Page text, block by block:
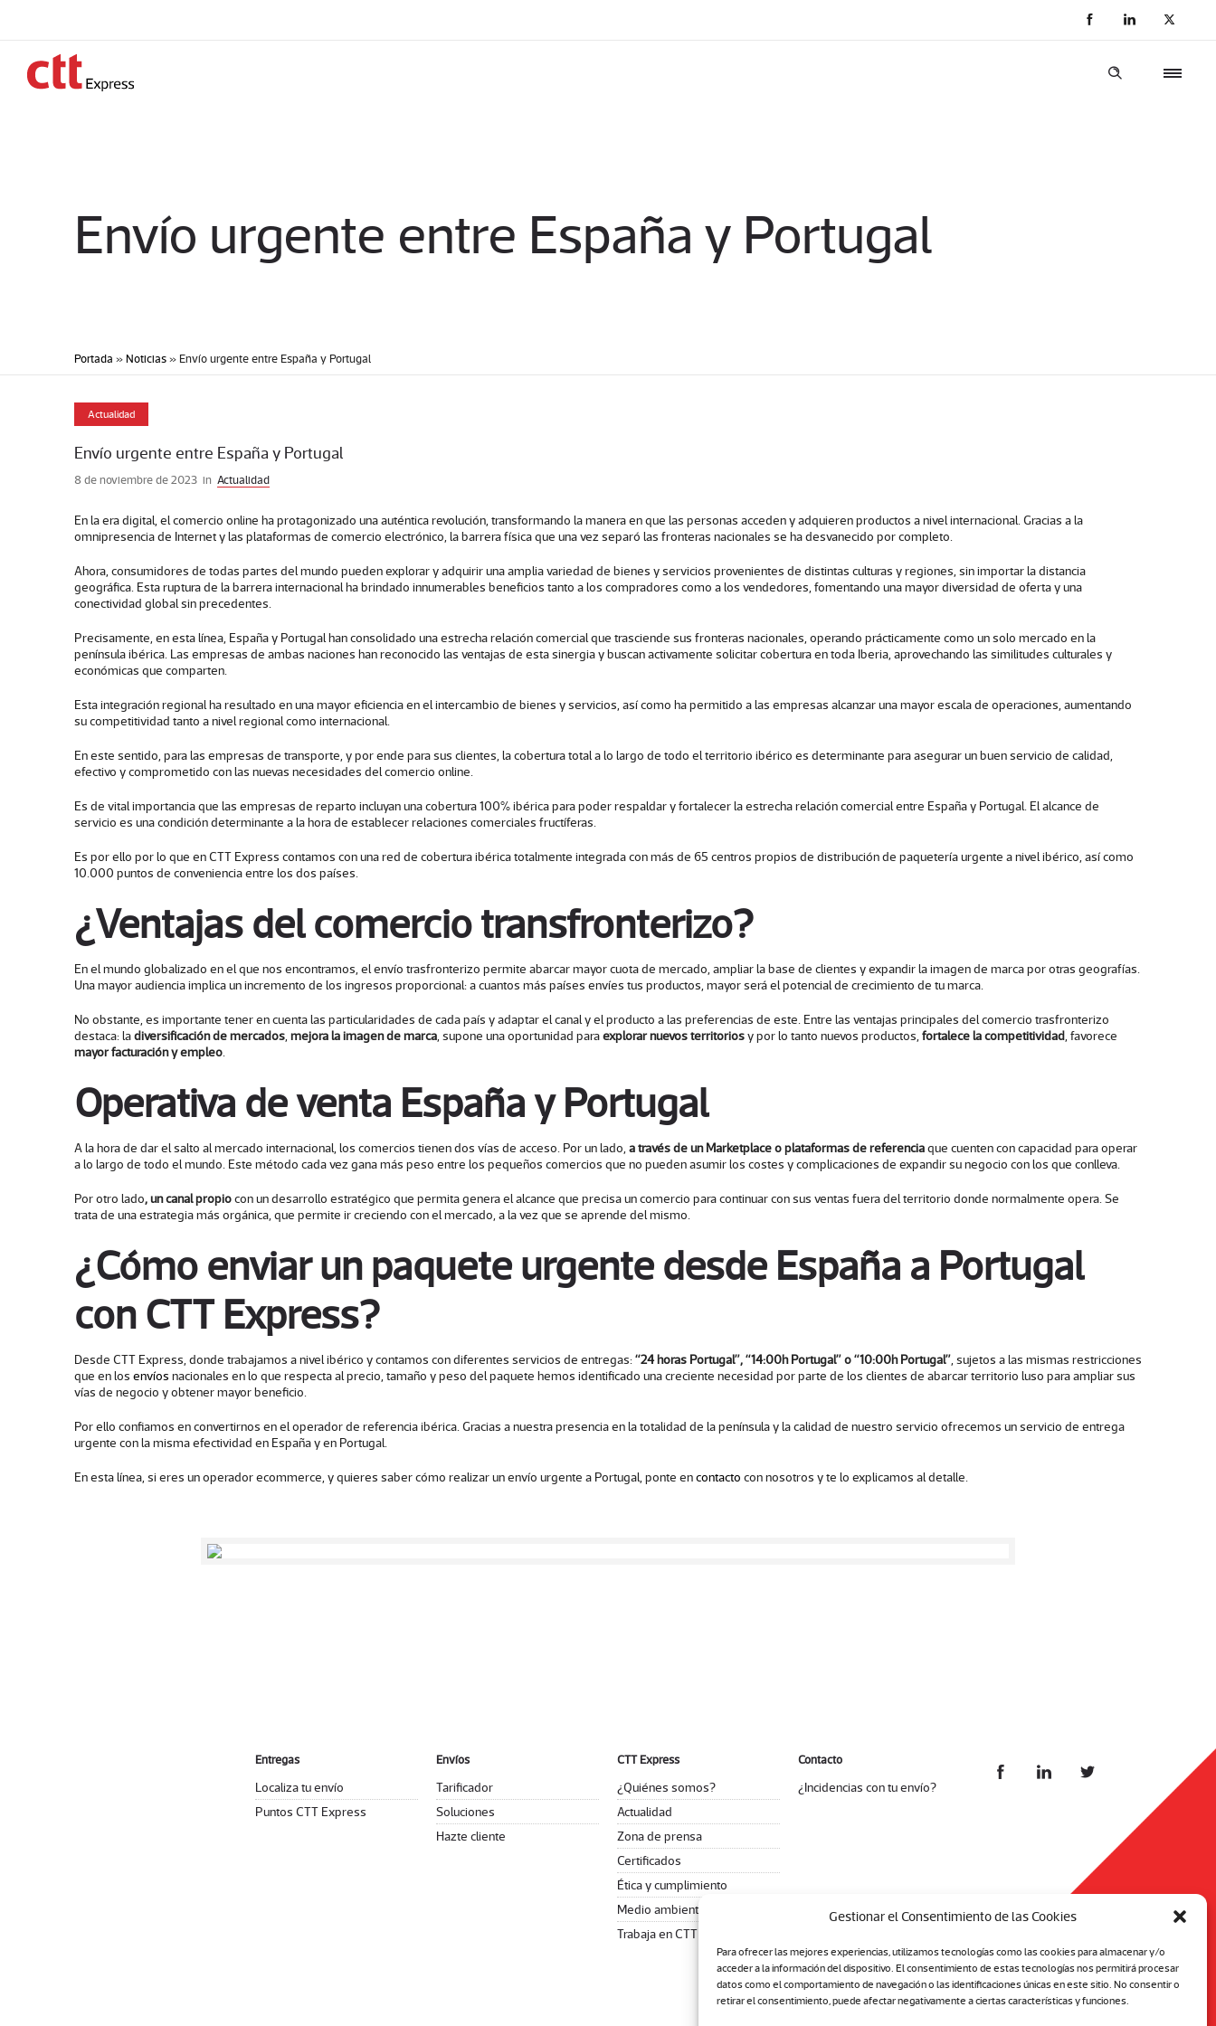
Gestionar el Consentimiento de las Cookies
Para ofrecer las mejores experiencias, utilizamos tecnologías como las cookies para almacenar y/o
acceder a la información del dispositivo. El consentimiento de estas tecnologías nos permitirá procesar
datos como el comportamiento de navegación o las identificaciones únicas en este sitio. No consentir o
retirar el consentimiento, puede afectar negativamente a ciertas características y funciones.
Envío urgente entre España y Portugal
Portada » Noticias » Envío urgente entre España y Portugal
Actualidad
Envío urgente entre España y Portugal
8 de noviembre de 2023 in Actualidad
En la era digital, el comercio online ha protagonizado una auténtica revolución, transformando la manera en que las personas acceden y adquieren productos a nivel internacional. Gracias a la
omnipresencia de Internet y las plataformas de comercio electrónico, la barrera física que una vez separó las fronteras nacionales se ha desvanecido por completo.
Ahora, consumidores de todas partes del mundo pueden explorar y adquirir una amplia variedad de bienes y servicios provenientes de distintas culturas y regiones, sin importar la distancia
geográfica. Esta ruptura de la barrera internacional ha brindado innumerables beneficios tanto a los compradores como a los vendedores, fomentando una mayor diversidad de oferta y una
conectividad global sin precedentes.
Precisamente, en esta línea, España y Portugal han consolidado una estrecha relación comercial que trasciende sus fronteras nacionales, operando prácticamente como un solo mercado en la
península ibérica. Las empresas de ambas naciones han reconocido las ventajas de esta sinergia y buscan activamente solicitar cobertura en toda Iberia, aprovechando las similitudes culturales y
económicas que comparten.
Esta integración regional ha resultado en una mayor eficiencia en el intercambio de bienes y servicios, así como ha permitido a las empresas alcanzar una mayor escala de operaciones, aumentando
su competitividad tanto a nivel regional como internacional.
En este sentido, para las empresas de transporte, y por ende para sus clientes, la cobertura total a lo largo de todo el territorio ibérico es determinante para asegurar un buen servicio de calidad,
efectivo y comprometido con las nuevas necesidades del comercio online.
Es de vital importancia que las empresas de reparto incluyan una cobertura 100% ibérica para poder respaldar y fortalecer la estrecha relación comercial entre España y Portugal. El alcance de
servicio es una condición determinante a la hora de establecer relaciones comerciales fructíferas.
Es por ello por lo que en CTT Express contamos con una red de cobertura ibérica totalmente integrada con más de 65 centros propios de distribución de paquetería urgente a nivel ibérico, así como
10.000 puntos de conveniencia entre los dos países.
¿Ventajas del comercio transfronterizo?
En el mundo globalizado en el que nos encontramos, el envío trasfronterizo permite abarcar mayor cuota de mercado, ampliar la base de clientes y expandir la imagen de marca por otras geografías.
Una mayor audiencia implica un incremento de los ingresos proporcional: a cuantos más países envíes tus productos, mayor será el potencial de crecimiento de tu marca.
No obstante, es importante tener en cuenta las particularidades de cada país y adaptar el canal y el producto a las preferencias de este. Entre las ventajas principales del comercio trasfronterizo
destaca: ladiversificación de mercados mejora la imagen de marca , supone una oportunidad paraexplorar nuevos territoriosy por lo tanto nuevos productos, fortalece la competitividad , favorece
mayor facturación y empleo
Operativa de venta España y Portugal
A la hora de dar el salto al mercado internacional, los comercios tienen dos vías de acceso. Por un lado, a través de un Marketplace o plataformas de referenciaque cuenten con capacidad para operar
a lo largo de todo el mundo. Este método cada vez gana más peso entre los pequeños comercios que no pueden asumir los costes y complicaciones de expandir su negocio con los que conlleva.
Por otro lado, un canal propiocon un desarrollo estratégico que permita genera el alcance que precisa un comercio para continuar con sus ventas fuera del territorio donde normalmente opera. Se
trata de una estrategia más orgánica, que permite ir creciendo con el mercado, a la vez que se aprende del mismo.
¿Cómo enviar un paquete urgente desde España a Portugal
con CTT Express?
Desde CTT Express, donde trabajamos a nivel ibérico y contamos con diferentes servicios de entregas:“24 horas Portugal”, “14:00h Portugal” o “10:00h Portugal” , sujetos a las mismas restricciones
que en los envíos nacionales en lo que respecta al precio, tamaño y peso del paquete hemos identificado una creciente necesidad por parte de los clientes de abarcar territorio luso para ampliar sus
vías de negocio y obtener mayor beneficio.
Por ello confiamos en convertirnos en el operador de referencia ibérica. Gracias a nuestra presencia en la totalidad de la península y la calidad de nuestro servicio ofrecemos un servicio de entrega
urgente con la misma efectividad en España y en Portugal.
En esta línea, si eres un operador ecommerce, y quieres saber cómo realizar un envío urgente a Portugal, ponte encontacto con nosotros y te lo explicamos al detalle.
Entregas
Localiza tu envío
Puntos CTT Express
Envíos
Tarificador
Soluciones
Hazte cliente
CTT Express
¿Quiénes somos?
Actualidad
Zona de prensa
Certificados
Ética y cumplimiento
Medio ambiente
Trabaja en CTT Express
Contacto
¿Incidencias con tu envío?